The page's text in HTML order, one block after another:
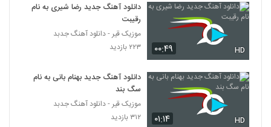
دانلود آهنگ جدید و زیبای فریان با نام آی
دیوونه (رمیکس)
۳,۵۰۸ بازدید
575
آهنگ تا اومدی (رمیکس) از امو باند(پاپ)
پرستو آهنگ حباب
۰۰:۴۹ HD
دانلود آهنگ جدید رضا شیری به نام
رقیبت
موزیک قیر - دانلود آهنگ جدبد
۲۲۳ بازدید
۰۱:۱۴ HD
دانلود آهنگ جدید بهنام بانی به نام
سگ بند
موزیک قیر - دانلود آهنگ جدبد
۳۱۲ بازدید